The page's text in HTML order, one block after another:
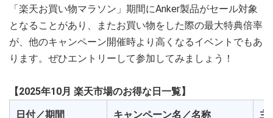
「楽天お買い物マラソン」期間にAnker製品がセール対象
となることがあり、またお買い物をした際の最大特典倍率
が、他のキャンペーン開催時より高くなるイベントでもあ
ります。ぜひエントリーして参加してみましょう！
【2025年10月 楽天市場のお得な日一覧】
日付／期間 キャンペーン名／名称 主